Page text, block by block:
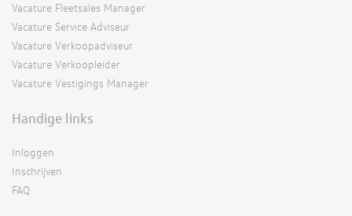
Vacature Fleetsales Manager
Vacature Service Adviseur
Vacature Verkoopadviseur
Vacature Verkoopleider
Vacature Vestigings Manager
Handige links
Inloggen
Inschrijven
FAQ